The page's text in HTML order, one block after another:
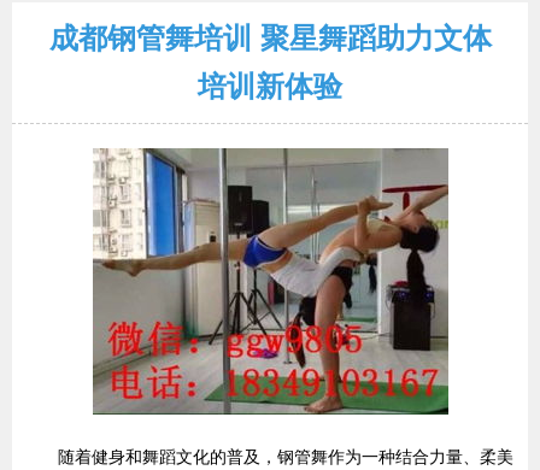
成都钢管舞培训 聚星舞蹈助力文体
培训新体验
随着健身和舞蹈文化的普及，钢管舞作为一种结合力量、柔美